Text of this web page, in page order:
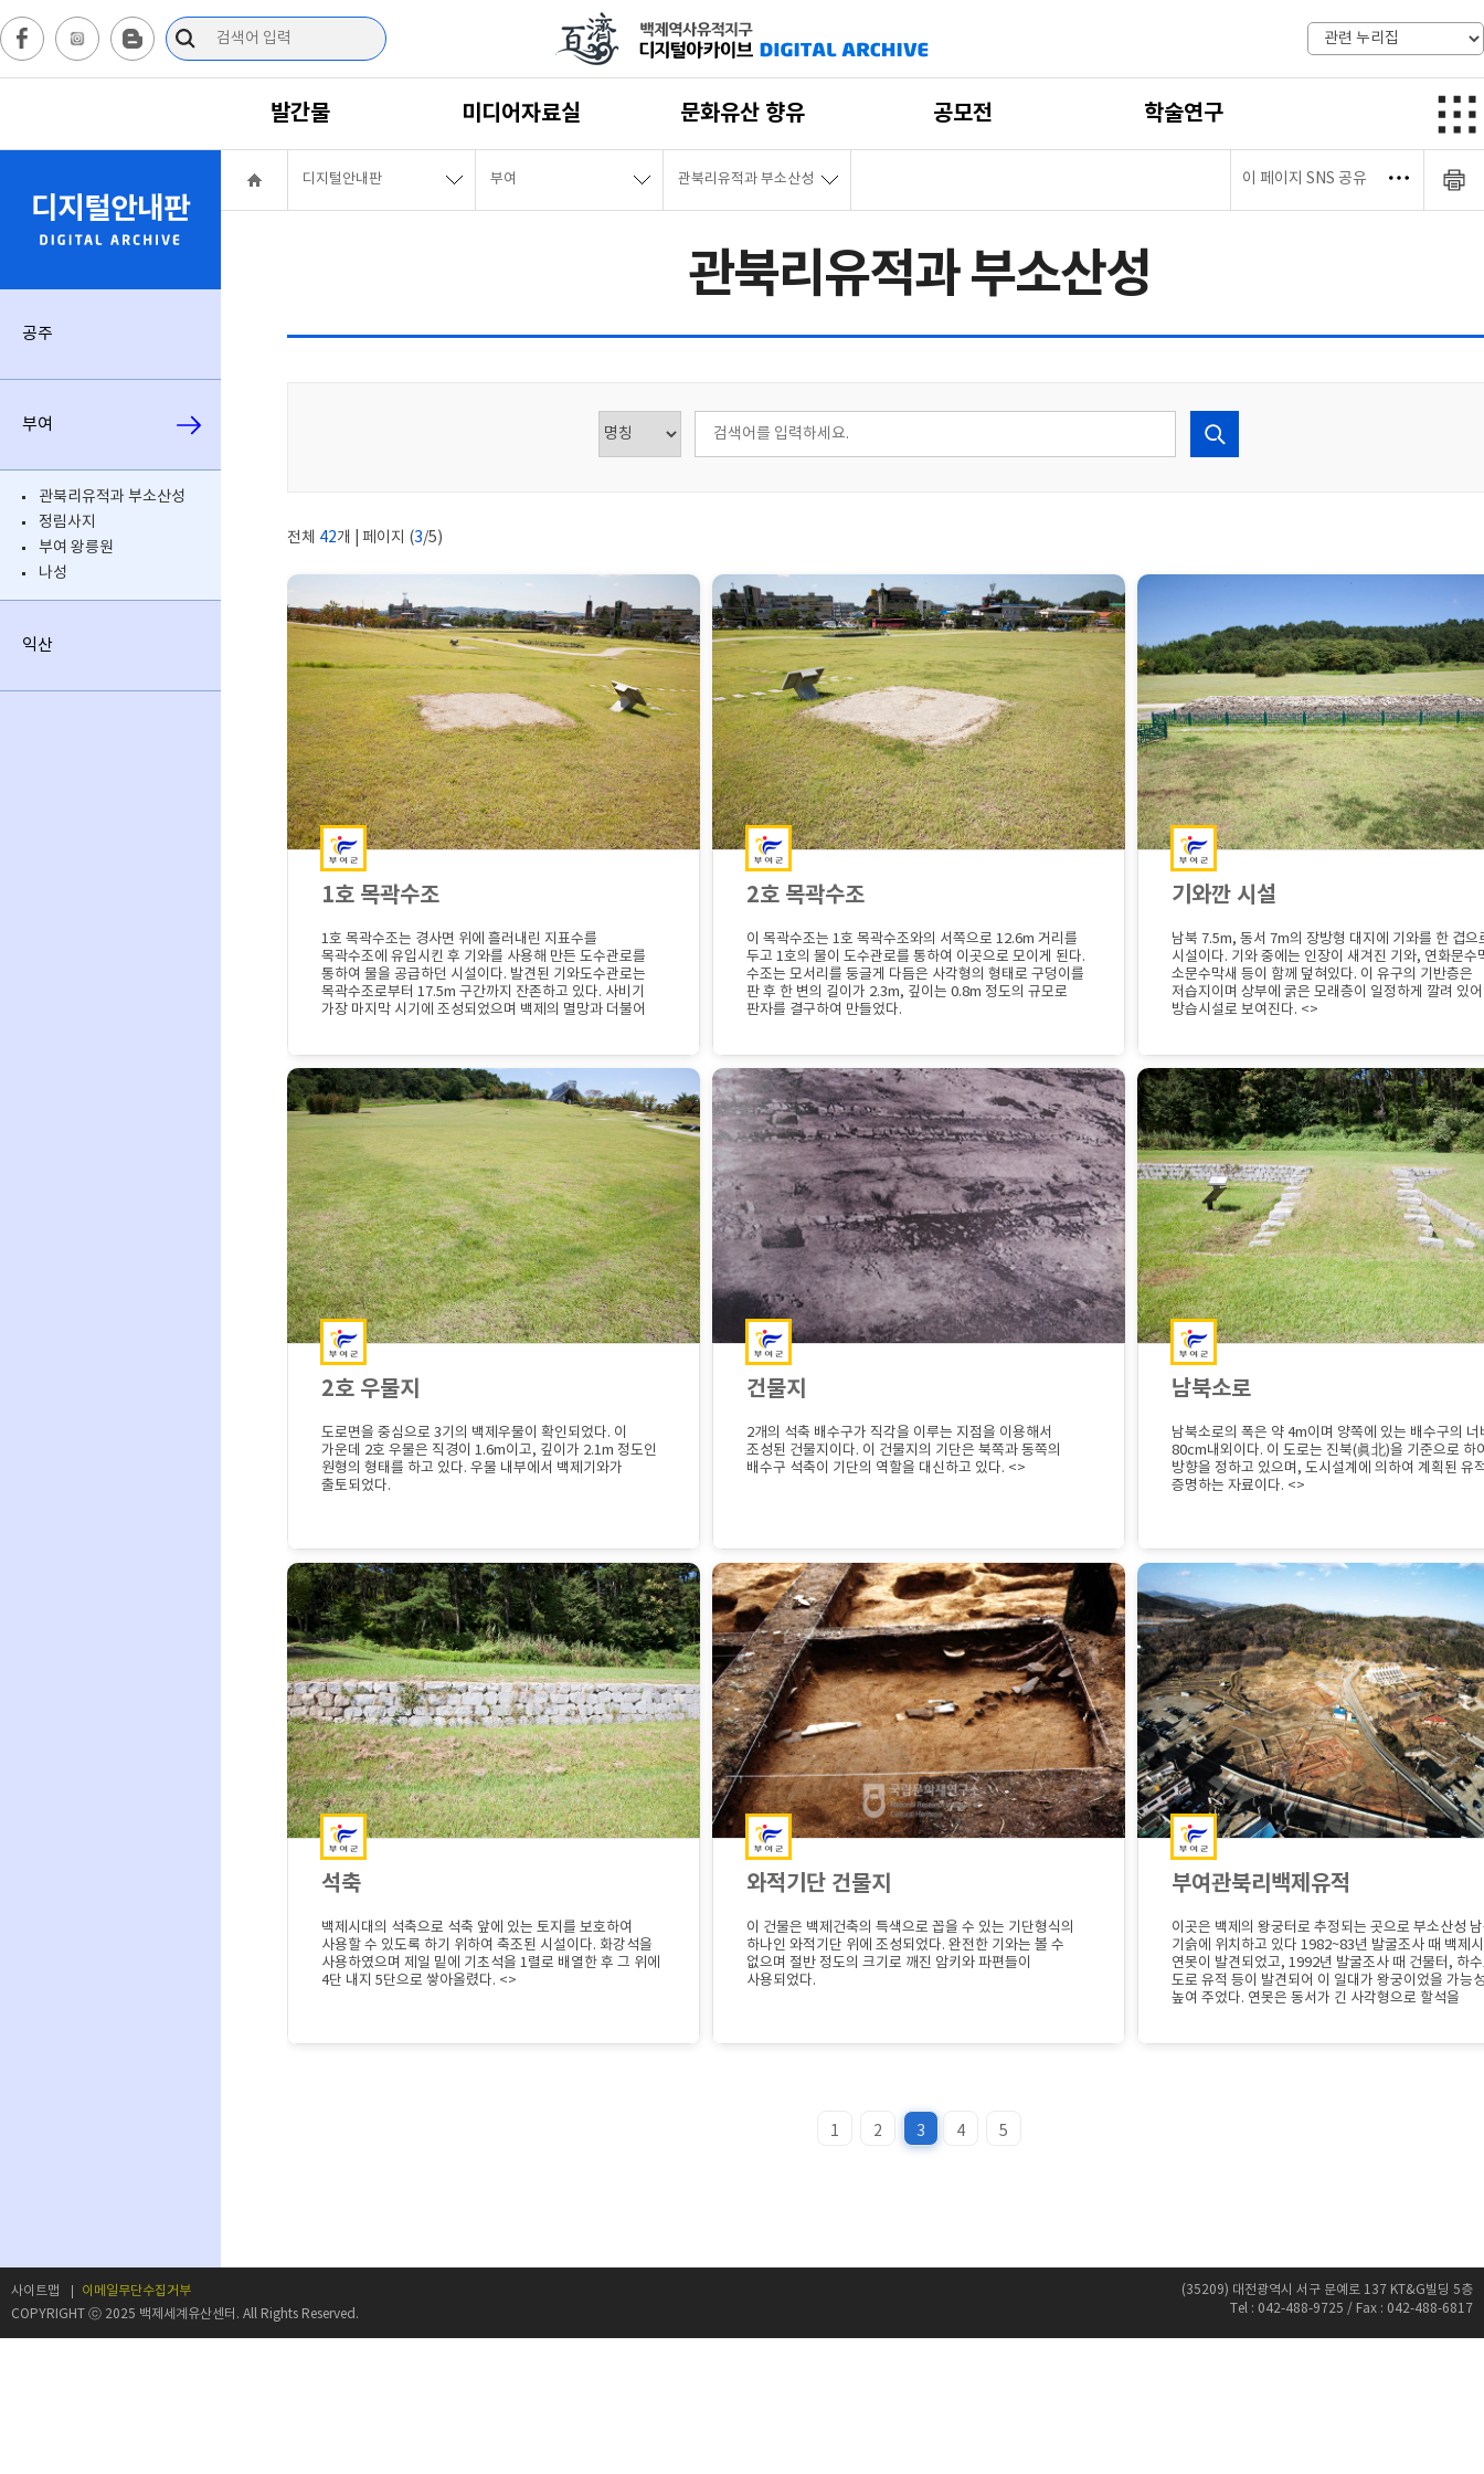
발간물 미디어자료실 문화유산 향유 공모전 학술연구
디지털안내판
공주
부여
관북리유적과 부소산성
정림사지
부여 왕릉원
나성
익산
디지털안내판 부여 관북리유적과 부소산성 이 페이지 SNS 공유
관북리유적과 부소산성
전체 42개 | 페이지 (3/5)
1호 목곽수조
1호 목곽수조는 경사면 위에 흘러내린 지표수를
목곽수조에 유입시킨 후 기와를 사용해 만든 도수관로를
통하여 물을 공급하던 시설이다. 발견된 기와도수관로는
목곽수조로부터 17.5m 구간까지 잔존하고 있다. 사비기
가장 마지막 시기에 조성되었으며 백제의 멸망과 더불어
2호 목곽수조
이 목곽수조는 1호 목곽수조와의 서쪽으로 12.6m 거리를
두고 1호의 물이 도수관로를 통하여 이곳으로 모이게 된다.
수조는 모서리를 둥글게 다듬은 사각형의 형태로 구덩이를
판 후 한 변의 길이가 2.3m, 깊이는 0.8m 정도의 규모로
판자를 결구하여 만들었다.
기와깐 시설
남북 7.5m, 동서 7m의 장방형 대지에 기와를 한 겹으
시설이다. 기와 중에는 인장이 새겨진 기와, 연화문수
소문수막새 등이 함께 덮혀있다. 이 유구의 기반층은
저습지이며 상부에 굵은 모래층이 일정하게 깔려 있어
방습시설로 보여진다. <>
2호 우물지
도로면을 중심으로 3기의 백제우물이 확인되었다. 이
가운데 2호 우물은 직경이 1.6m이고, 깊이가 2.1m 정도인
원형의 형태를 하고 있다. 우물 내부에서 백제기와가
출토되었다.
건물지
2개의 석축 배수구가 직각을 이루는 지점을 이용해서
조성된 건물지이다. 이 건물지의 기단은 북쪽과 동쪽의
배수구 석축이 기단의 역할을 대신하고 있다. <>
남북소로
남북소로의 폭은 약 4m이며 양쪽에 있는 배수구의 너
80cm내외이다. 이 도로는 진북(眞北)을 기준으로 하
방향을 정하고 있으며, 도시설계에 의하여 계획된 유
증명하는 자료이다. <>
석축
백제시대의 석축으로 석축 앞에 있는 토지를 보호하여
사용할 수 있도록 하기 위하여 축조된 시설이다. 화강석을
사용하였으며 제일 밑에 기초석을 1렬로 배열한 후 그 위에
4단 내지 5단으로 쌓아올렸다. <>
와적기단 건물지
이 건물은 백제건축의 특색으로 꼽을 수 있는 기단형식의
하나인 와적기단 위에 조성되었다. 완전한 기와는 볼 수
없으며 절반 정도의 크기로 깨진 암키와 파편들이
사용되었다.
부여관북리백제유적
이곳은 백제의 왕궁터로 추정되는 곳으로 부소산성
기슭에 위치하고 있다 1982~83년 발굴조사 때 백제
연못이 발견되었고, 1992년 발굴조사 때 건물터, 하
도로 유적 등이 발견되어 이 일대가 왕궁이었을 가능
높여 주었다. 연못은 동서가 긴 사각형으로 할석을
1 2 3 4 5
사이트맵
이메일무단수집거부
COPYRIGHT ⓒ 2025 백제세계유산센터. All Rights Reserved.
(35209) 대전광역시 서구 문예로 137 KT&G빌딩 5층
Tel : 042-488-9725 / Fax : 042-488-6817